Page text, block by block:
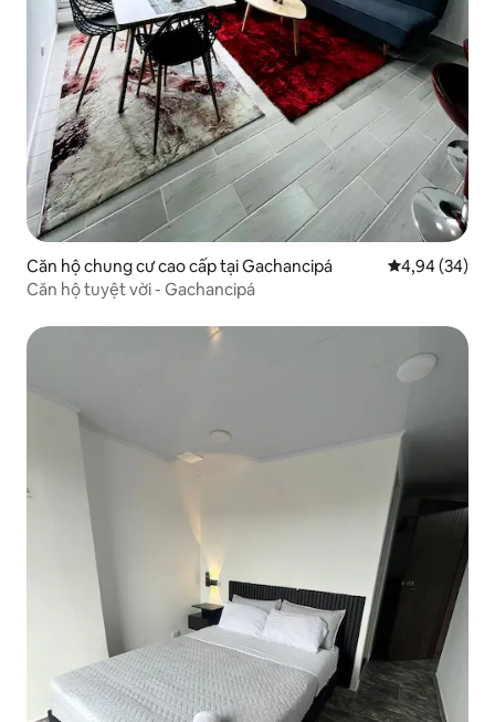
Căn hộ chung cư cao cấp tại Gachancipá Xếp hạng
4,94 (34)
Căn hộ tuyệt vời - Gachancipá